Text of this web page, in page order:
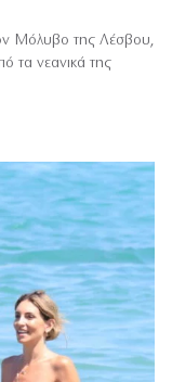
Μόλυβο της Λέσβου,
τα νεανικά της